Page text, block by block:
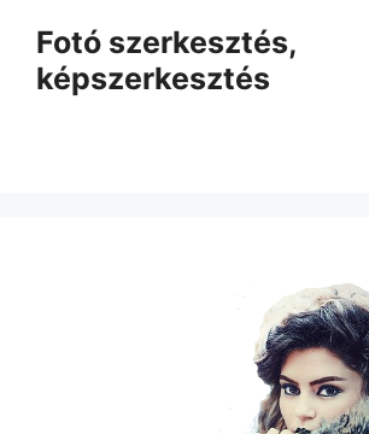
tartalomba
Fotó szerkesztés,
képszerkesztés